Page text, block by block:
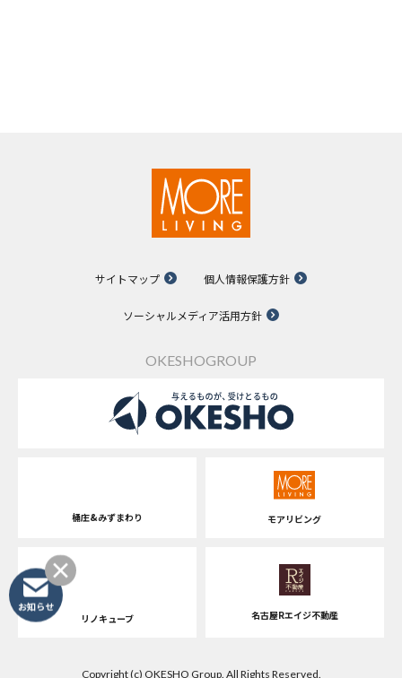
サイトマップ 個人情報保護方針
ソーシャルメディア活用方針
OKESHOGROUP
桶庄&みずまわり モアリビング
リノキューブ 名古屋Rエイジ不動産
Copyright (c) OKESHO Group. All Rights Reserved.
お知らせ